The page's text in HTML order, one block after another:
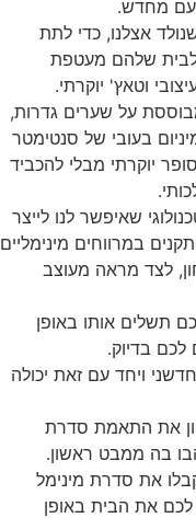
מחדש.
אצלנו, כדי לתת
לבית שלהם מעטפת
וטאץ' יוקרתי.
על שערים גדרות,
בעובי של סנטימטר
יוקרתי מבלי להכביד
שאיפשר לנו לייצר
במרווחים מינימליים
לצד מראה מעוצב
תשלים אותו באופן
לכם בדיוק.
ויחד עם זאת יכולה
את התאמת סדרת
בה ממבט ראשון.
את סדרת מינימל
לכם את הבית באופן